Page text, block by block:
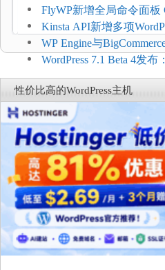
$2.61/月，高性能主机同
FlyWP新增全局命令面
方便
Kinsta API新增多项
WP Engine与
Connect：WordPress商
商能力
WordPress 7.1 Beta 4发
复，仅建议在测试环境体
性价比高的WordPress主机